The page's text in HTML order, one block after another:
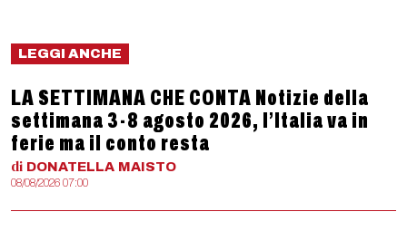
LEGGI ANCHE
LA SETTIMANA CHE CONTA Notizie della
settimana 3-8 agosto 2026, l’Italia va in
ferie ma il conto resta
di DONATELLA MAISTO
08/08/2026 07:00